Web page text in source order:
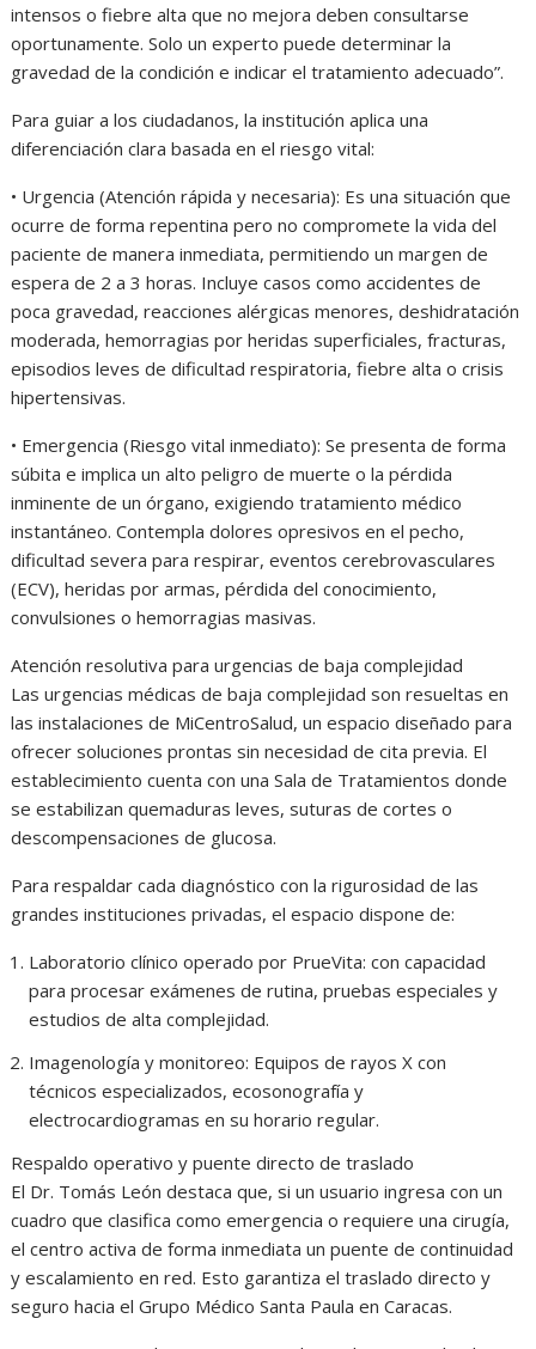
intensos o fiebre alta que no mejora deben consultarse
oportunamente. Solo un experto puede determinar la
gravedad de la condición e indicar el tratamiento adecuado”.
Para guiar a los ciudadanos, la institución aplica una
diferenciación clara basada en el riesgo vital:
• Urgencia (Atención rápida y necesaria): Es una situación que
ocurre de forma repentina pero no compromete la vida del
paciente de manera inmediata, permitiendo un margen de
espera de 2 a 3 horas. Incluye casos como accidentes de
poca gravedad, reacciones alérgicas menores, deshidratación
moderada, hemorragias por heridas superficiales, fracturas,
episodios leves de dificultad respiratoria, fiebre alta o crisis
hipertensivas.
• Emergencia (Riesgo vital inmediato): Se presenta de forma
súbita e implica un alto peligro de muerte o la pérdida
inminente de un órgano, exigiendo tratamiento médico
instantáneo. Contempla dolores opresivos en el pecho,
dificultad severa para respirar, eventos cerebrovasculares
(ECV), heridas por armas, pérdida del conocimiento,
convulsiones o hemorragias masivas.
Atención resolutiva para urgencias de baja complejidad
Las urgencias médicas de baja complejidad son resueltas en
las instalaciones de MiCentroSalud, un espacio diseñado para
ofrecer soluciones prontas sin necesidad de cita previa. El
establecimiento cuenta con una Sala de Tratamientos donde
se estabilizan quemaduras leves, suturas de cortes o
descompensaciones de glucosa.
Para respaldar cada diagnóstico con la rigurosidad de las
grandes instituciones privadas, el espacio dispone de:
Laboratorio clínico operado por PrueVita: con capacidad
para procesar exámenes de rutina, pruebas especiales y
estudios de alta complejidad.
Imagenología y monitoreo: Equipos de rayos X con
técnicos especializados, ecosonografía y
electrocardiogramas en su horario regular.
Respaldo operativo y puente directo de traslado
El Dr. Tomás León destaca que, si un usuario ingresa con un
cuadro que clasifica como emergencia o requiere una cirugía,
el centro activa de forma inmediata un puente de continuidad
y escalamiento en red. Esto garantiza el traslado directo y
seguro hacia el Grupo Médico Santa Paula en Caracas.